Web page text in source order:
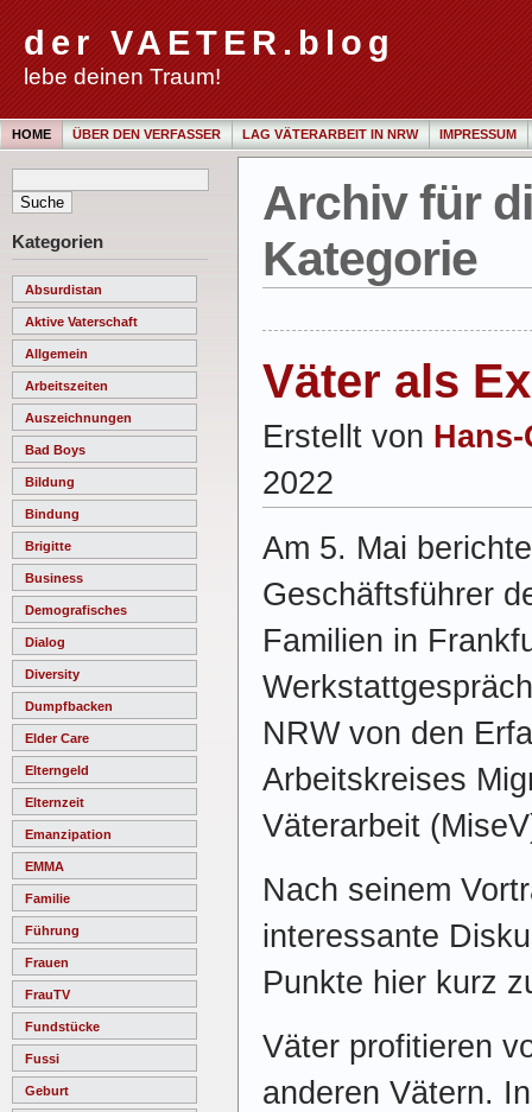
der VAETER.blog
lebe deinen Traum!
HOME ÜBER DEN VERFASSER LAG VÄTERARBEIT IN NRW IMPRESSUM
Kategorien
Absurdistan
Aktive Vaterschaft
Allgemein
Arbeitszeiten
Auszeichnungen
Bad Boys
Bildung
Bindung
Brigitte
Business
Demografisches
Dialog
Diversity
Dumpfbacken
Elder Care
Elterngeld
Elternzeit
Emanzipation
EMMA
Familie
Führung
Frauen
FrauTV
Fundstücke
Fussi
Geburt
Archiv für
Kategorie
Väter als
Erstellt von
2022
Am 5. Mai
Geschäftsführer
Familien in
NRW von den
Arbeitskreises
Väterarbeit
Nach seinem
interessante
Punkte hier kurz
Väter profitieren
anderen Vätern.